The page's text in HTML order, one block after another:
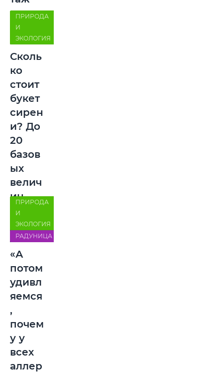
ПРИРОДА
И
ЭКОЛОГИЯ
Сколь
ко
стоит
букет
сирен
и? До
20
базов
ых
велич
инПРИРОДА
И
ЭКОЛОГИЯ
РАДУНИЦА
«А
потом
удивл
яемся
,
почем
у у
всех
аллер